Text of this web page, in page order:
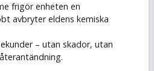
frigör enheten en
avbryter eldens kemiska
– utan skador, utan